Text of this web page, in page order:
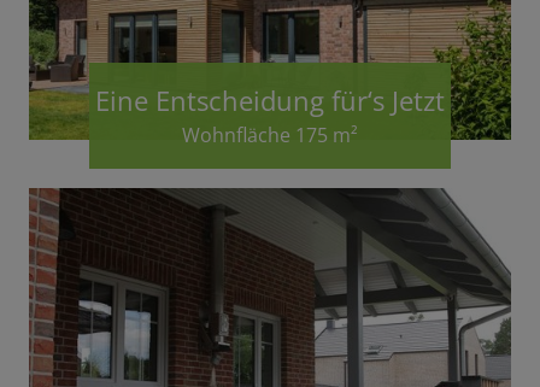
Eine Entscheidung für‘s Jetzt
Wohnfläche 175 m²